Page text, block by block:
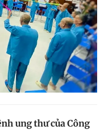
ung thư của Công